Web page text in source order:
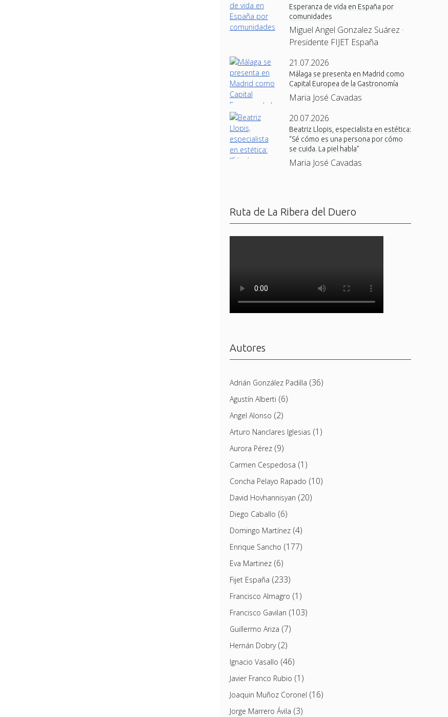
Esperanza de vida en España por
comunidades
Miguel Angel Gonzalez Suárez ·
Presidente FIJET España
21.07.2026
Málaga se presenta en Madrid como
Capital Europea de la Gastronomía
Maria José Cavadas
20.07.2026
Beatriz Llopis, especialista en estética:
“Sé cómo es una persona por cómo
se cuida. La piel habla”
Maria José Cavadas
Ruta de La Ribera del Duero
Autores
Adrián González Padilla (36)
Agustín Alberti (6)
Angel Alonso (2)
Arturo Nanclares Iglesias (1)
Aurora Pérez(9)
Carmen Cespedosa (1)
Concha Pelayo Rapado (10)
David Hovhannisyan (20)
Diego Caballo (6)
Domingo Martínez(4)
Enrique Sancho (177)
Eva Martinez(6)
Fijet España (233)
Francisco Almagro (1)
Francisco Gavilan (103)
Guillermo Ariza (7)
Hernán Dobry(2)
Ignacio Vasallo (46)
Javier Franco Rubio (1)
Joaquin Muñoz Coronel (16)
Jorge Marrero Ávila (3)